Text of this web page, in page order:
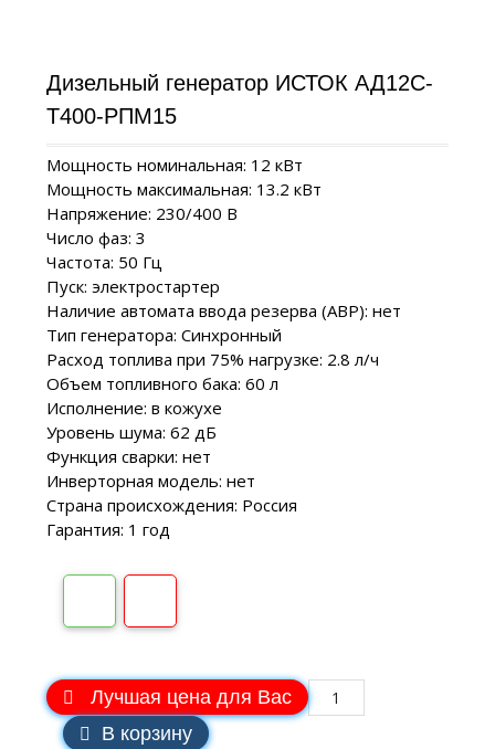
Дизельный генератор ИСТОК АД12С-
Т400-РПМ15
Мощность номинальная: 12 кВт
Мощность максимальная: 13.2 кВт
Напряжение: 230/400 В
Число фаз: 3
Частота: 50 Гц
Пуск: электростартер
Наличие автомата ввода резерва (АВР): нет
Тип генератора: Синхронный
Расход топлива при 75% нагрузке: 2.8 л/ч
Объем топливного бака: 60 л
Исполнение: в кожухе
Уровень шума: 62 дБ
Функция сварки: нет
Инверторная модель: нет
Страна происхождения: Россия
Гарантия: 1 год
Лучшая цена для Вас
В корзину